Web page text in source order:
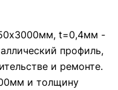
t=0,4мм -
профиль,
и ремонте.
и толщину